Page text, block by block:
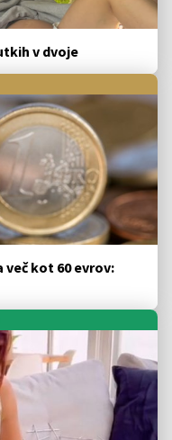
v dvoje
več kot 60 evrov: